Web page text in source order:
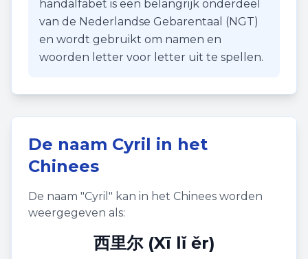
handalfabet is een belangrijk onderdeel
van de Nederlandse Gebarentaal (NGT)
en wordt gebruikt om namen en
woorden letter voor letter uit te spellen.
De naam Cyril in het
Chinees
De naam "Cyril " kan in het Chinees worden
weergegeven als:
西里尔 (Xī lǐ ěr)